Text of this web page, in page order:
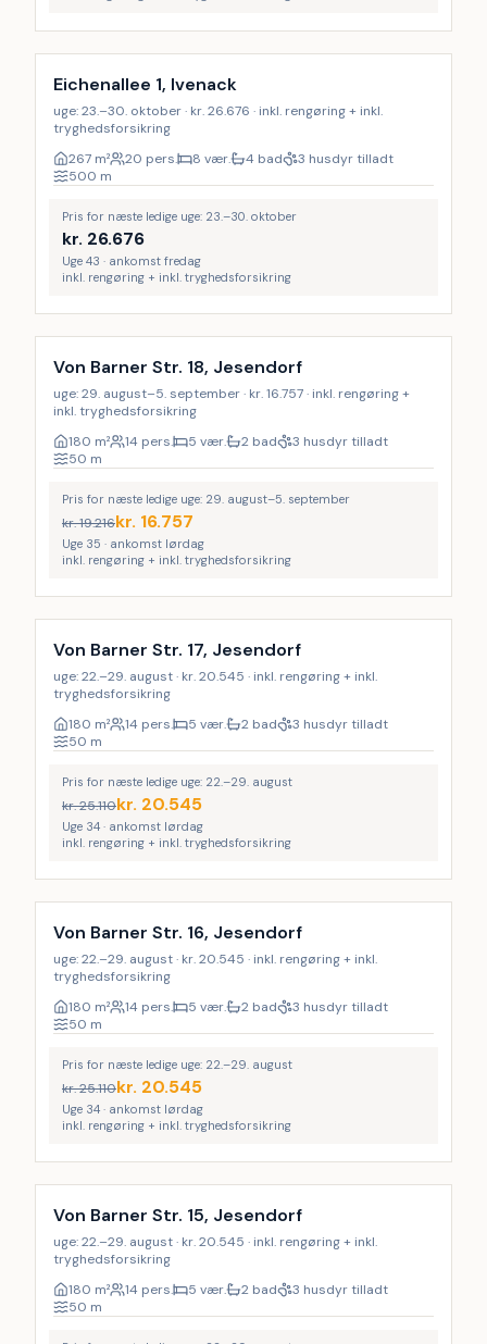
Inkl. rengøring
Eichenallee 1, Ivenack
uge: 23.–30. oktober · kr. 26.676 · inkl. rengøring + inkl.
tryghedsforsikring
267 m² 20 pers. 8 vær. 4 bad
3 husdyr tilladt
500 m
Pris for næste ledige uge: 23.–30. oktober
kr. 26.676
Uge 43 · ankomst fredag
inkl. rengøring + inkl. tryghedsforsikring
LAST MINUTE
Inkl. rengøring
Von Barner Str. 18, Jesendorf
uge: 29. august–5. september · kr. 16.757 · inkl. rengøring +
inkl. tryghedsforsikring
180 m² 14 pers. 5 vær. 2 bad
3 husdyr tilladt
50 m
Pris for næste ledige uge: 29. august–5. september
kr.19.216kr. 16.757
Uge 35 · ankomst lørdag
inkl. rengøring + inkl. tryghedsforsikring
LAST MINUTE
Inkl. rengøring
Von Barner Str. 17, Jesendorf
uge: 22.–29. august · kr. 20.545 · inkl. rengøring + inkl.
tryghedsforsikring
180 m² 14 pers. 5 vær. 2 bad
3 husdyr tilladt
50 m
Pris for næste ledige uge: 22.–29. august
kr.25.110kr. 20.545
Uge 34 · ankomst lørdag
inkl. rengøring + inkl. tryghedsforsikring
LAST MINUTE
Inkl. rengøring
Von Barner Str. 16, Jesendorf
uge: 22.–29. august · kr. 20.545 · inkl. rengøring + inkl.
tryghedsforsikring
180 m² 14 pers. 5 vær. 2 bad
3 husdyr tilladt
50 m
Pris for næste ledige uge: 22.–29. august
kr.25.110kr. 20.545
Uge 34 · ankomst lørdag
inkl. rengøring + inkl. tryghedsforsikring
LAST MINUTE
Inkl. rengøring
Von Barner Str. 15, Jesendorf
uge: 22.–29. august · kr. 20.545 · inkl. rengøring + inkl.
tryghedsforsikring
180 m² 14 pers. 5 vær. 2 bad
3 husdyr tilladt
50 m